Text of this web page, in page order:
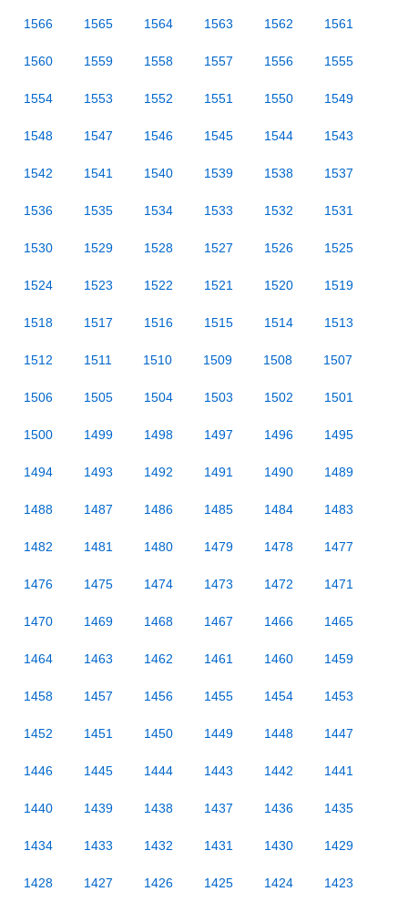
1566 1565 1564 1563 1562 1561
1560 1559 1558 1557 1556 1555
1554 1553 1552 1551 1550 1549
1548 1547 1546 1545 1544 1543
1542 1541 1540 1539 1538 1537
1536 1535 1534 1533 1532 1531
1530 1529 1528 1527 1526 1525
1524 1523 1522 1521 1520 1519
1518 1517 1516 1515 1514 1513
1512 1511 1510 1509 1508 1507
1506 1505 1504 1503 1502 1501
1500 1499 1498 1497 1496 1495
1494 1493 1492 1491 1490 1489
1488 1487 1486 1485 1484 1483
1482 1481 1480 1479 1478 1477
1476 1475 1474 1473 1472 1471
1470 1469 1468 1467 1466 1465
1464 1463 1462 1461 1460 1459
1458 1457 1456 1455 1454 1453
1452 1451 1450 1449 1448 1447
1446 1445 1444 1443 1442 1441
1440 1439 1438 1437 1436 1435
1434 1433 1432 1431 1430 1429
1428 1427 1426 1425 1424 1423